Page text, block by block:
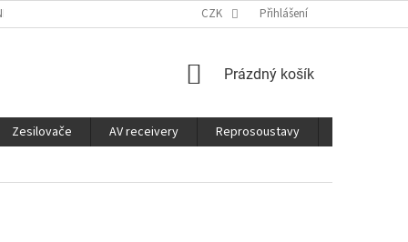
SLUŽBY CZK Přihlášení
NÁKUPNÍ
Prázdný košík
Zesilovače AV receivery Reprosoustavy